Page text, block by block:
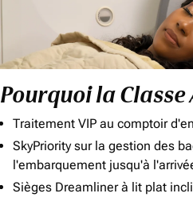
Pourquoi la Classe
Traitement VIP au comptoir
SkyPriority sur la gestion des
l'embarquement jusqu'à
Sièges Dreamliner à lit plat